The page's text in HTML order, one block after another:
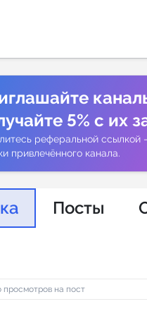
5% с их
реферальной ссылкой
привлечённого канала.
Посты
просмотров на пост